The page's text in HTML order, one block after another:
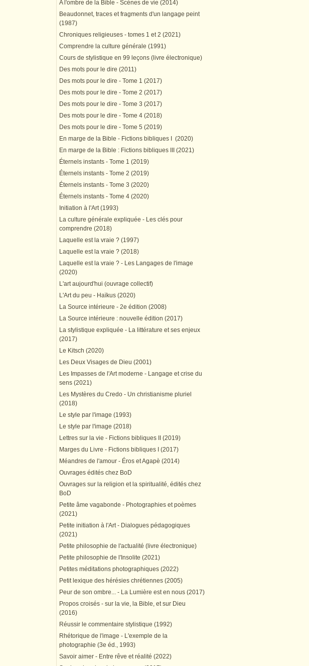
A l'ombre de la Bible - Scènes de vie (2014)
Beaudonnet, traces et fragments d'un langage peint
(1987)
Chroniques religieuses - tomes 1 et 2 (2021)
Comprendre la culture générale (1991)
Cours de stylistique en 99 leçons (livre électronique)
Des mots pour le dire (2011)
Des mots pour le dire - Tome 1 (2017)
Des mots pour le dire - Tome 2 (2017)
Des mots pour le dire - Tome 3 (2017)
Des mots pour le dire - Tome 4 (2018)
Des mots pour le dire - Tome 5 (2019)
En marge de la Bible - Fictions bibliques I (2020)
En marge de la Bible : Fictions bibliques III (2021)
Éternels instants - Tome 1 (2019)
Éternels instants - Tome 2 (2019)
Éternels instants - Tome 3 (2020)
Éternels instants - Tome 4 (2020)
Initiation à l'Art (1993)
La culture générale expliquée - Les clés pour
comprendre (2018)
Laquelle est la vraie ? (1997)
Laquelle est la vraie ? (2018)
Laquelle est la vraie ? - Les Langages de l'image
(2020)
L'art aujourd'hui (ouvrage collectif)
L'Art du peu - Haïkus (2020)
La Source intérieure - 2e édition (2008)
La Source intérieure : nouvelle édition (2017)
La stylistique expliquée - La littérature et ses enjeux
(2017)
Le Kitsch (2020)
Les Deux Visages de Dieu (2001)
Les Impasses de l'Art moderne - Langage et crise du
sens (2021)
Les Mystères du Credo - Un christianisme pluriel
(2018)
Le style par l'image (1993)
Le style par l'image (2018)
Lettres sur la vie - Fictions bibliques II (2019)
Marges du Livre - Fictions bibliques I (2017)
Méandres de l'amour - Éros et Agapè (2014)
Ouvrages édités chez BoD
Ouvrages sur la religion et la spiritualité, édités chez
BoD
Petite âme vagabonde - Photographies et poèmes
(2021)
Petite initiation à l'Art - Dialogues pédagogiques
(2021)
Petite philosophie de l'actualité (livre électronique)
Petite philosophie de l'Insolite (2021)
Petites méditations photographiques (2022)
Petit lexique des hérésies chrétiennes (2005)
Peur de son ombre... - La Lumière est en nous (2017)
Propos croisés - sur la vie, la Bible, et sur Dieu
(2016)
Réussir le commentaire stylistique (1992)
Rhétorique de l'image - L'exemple de la
photographie (3e éd., 1993)
Savoir aimer - Entre rêve et réalité (2022)